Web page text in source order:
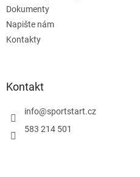
Dokumenty
Napište nám
Kontakty
Kontakt
info@sportstart.cz
583 214 501